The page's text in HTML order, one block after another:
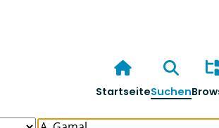
StartseiteSuchen